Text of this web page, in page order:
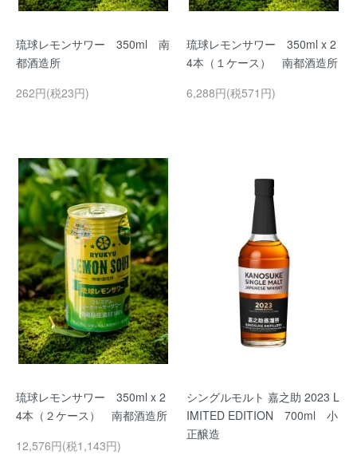
琉球レモンサワー 350ml 南
都酒造所
262円(税23円)
琉球レモンサワー 350ml x 2
4本（１ケース） 南都酒造所
6,288円(税571円)
琉球レモンサワー 350ml x 2
4本（２ケース） 南都酒造所
12,576円(税1,143円)
シングルモルト 嘉之助 2023 L
IMITED EDITION 700ml 小
正醸造